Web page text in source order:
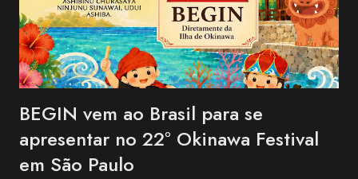
BEGIN vem ao Brasil para se
apresentar no 22º Okinawa Festival
em São Paulo